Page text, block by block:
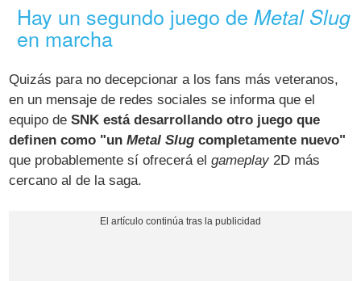
Hay un segundo juego de Metal Slug
en marcha
Quizás para no decepcionar a los fans más veteranos,
en un mensaje de redes sociales se informa que el
equipo deSNK está desarrollando otro juego que
definen como "unMetal Slug completamente nuevo"
que probablemente sí ofrecerá elgameplay 2D más
cercano al de la saga.